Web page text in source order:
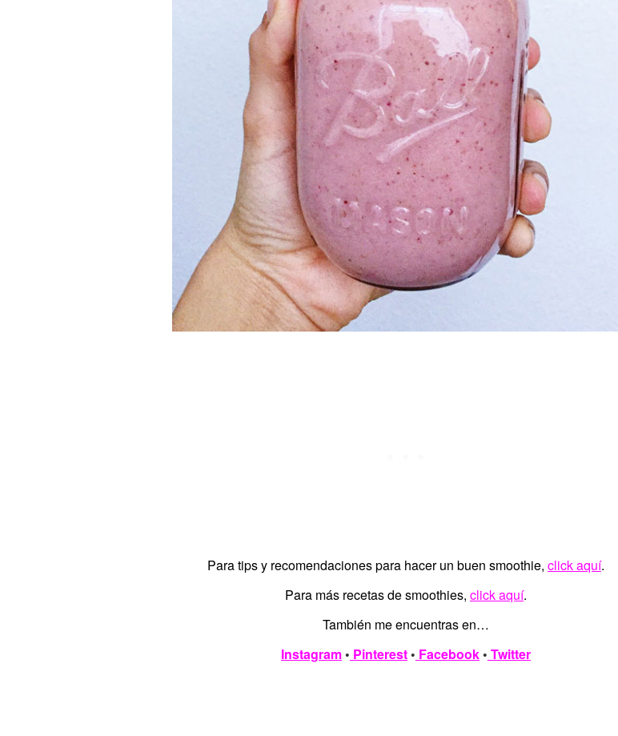
Para tips y recomendaciones para hacer un buen smoothie, click aquí.
Para más recetas de smoothies, click aquí.
También me encuentras en…
Instagram • Pinterest • Facebook • Twitter